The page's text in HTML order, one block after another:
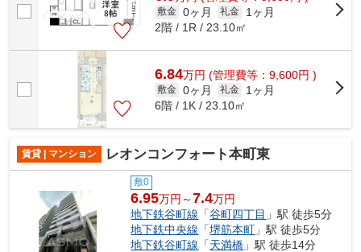
敷金 0ヶ月 礼金
1ヶ月
2階 / 1R / 23.10㎡
6.84万円 (管理費等：9,600円 )
敷金 0ヶ月 礼金
1ヶ月
6階 / 1K / 23.10㎡
賃貸 | マンション レオンコンフォート本町東
敷0
6.95万円～7.4万円
地下鉄谷町線 「谷町四丁目 」駅 徒歩5分
地下鉄中央線 「堺筋本町 」駅 徒歩5分
地下鉄谷町線 「天満橋 」駅 徒歩14分